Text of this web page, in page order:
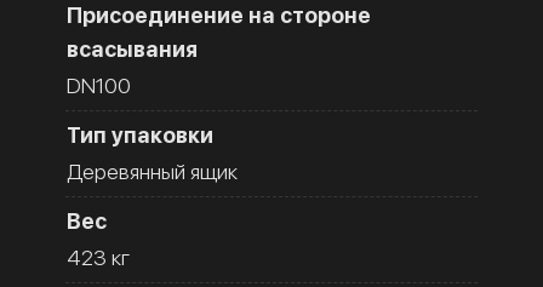
Присоединение на стороне
всасывания
DN100
Тип упаковки
Деревянный ящик
Вес
423 кг